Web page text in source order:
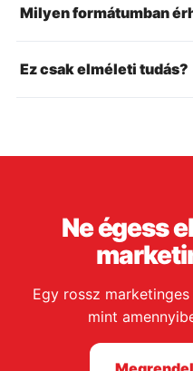
Milyen formátumban
Ez csak elméleti tudás?
Ne égess
Egy rossz
mint